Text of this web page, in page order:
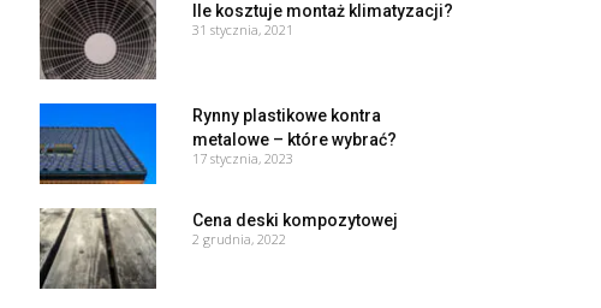
Ile kosztuje montaż klimatyzacji?
31 stycznia, 2021
Rynny plastikowe kontra
metalowe – które wybrać?
17 stycznia, 2023
Cena deski kompozytowej
2 grudnia, 2022